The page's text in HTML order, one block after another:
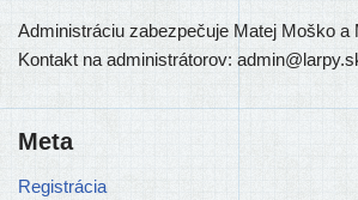
Administráciu zabez­pe­ču­je Matej Moško a
Kontakt na admi­nis­trá­to­rov:
Meta
Registrácia